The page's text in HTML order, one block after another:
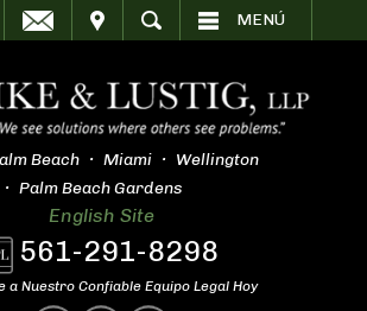
MENÚ
Beach Miami
Wellington
Palm Beach Gardens
English Site
561-291-8298
a Nuestro Confiable Equipo Legal Hoy